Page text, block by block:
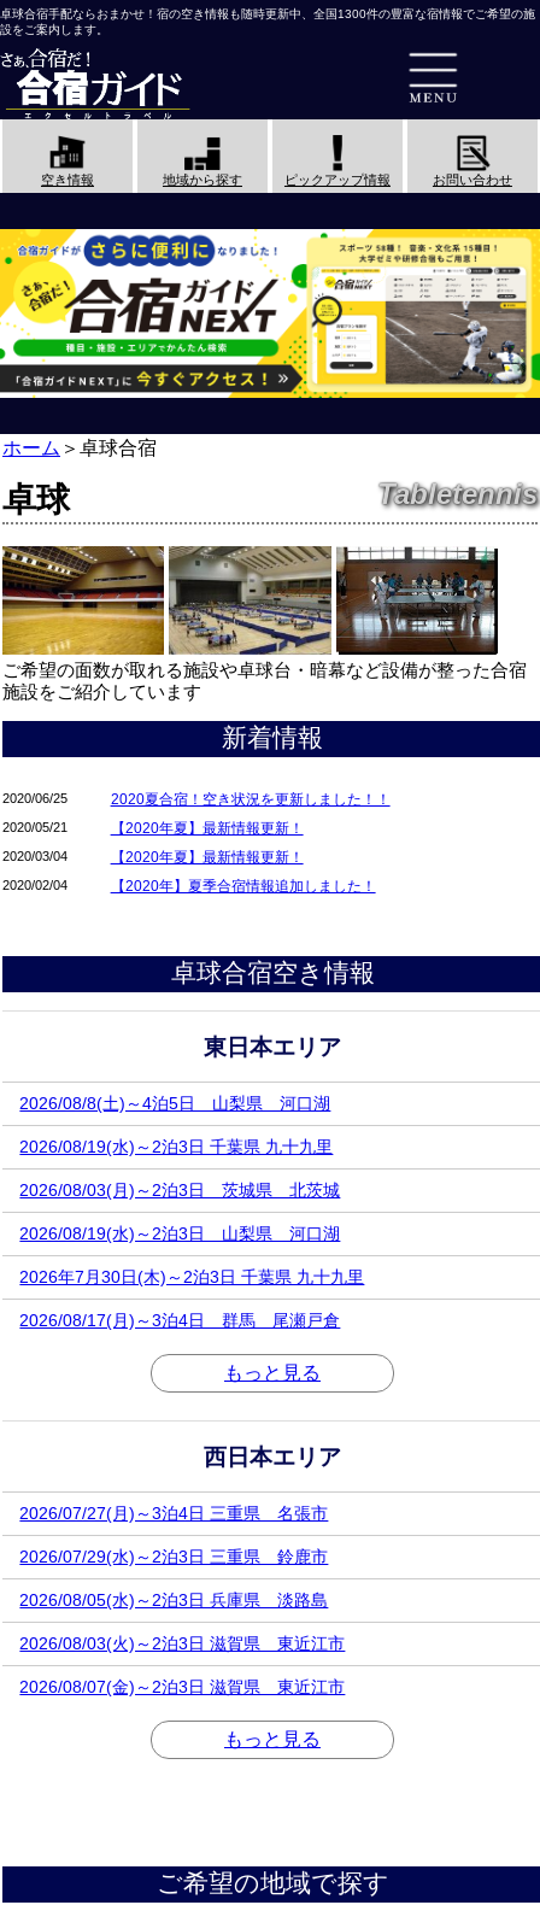
卓球合宿手配ならおまかせ！宿の空き情報も随時更新中、全国1300件の豊富な宿情報でご希望の施
設をご案内します。
空き情報 地域から探す ピックアップ情報 お問い合わせ
ホーム ＞ 卓球合宿
卓球 Tabletennis
ご希望の面数が取れる施設や卓球台・暗幕など設備が整った合宿
施設をご紹介しています
新着情報
2020/06/25 2020夏合宿！空き状況を更新しました！！
2020/05/21 【2020年夏】最新情報更新！
2020/03/04 【2020年夏】最新情報更新！
2020/02/04 【2020年】夏季合宿情報追加しました！
卓球合宿空き情報
東日本エリア
2026/08/8(土)～4泊5日 山梨県 河口湖
2026/08/19(水)～2泊3日 千葉県 九十九里
2026/08/03(月)～2泊3日 茨城県 北茨城
2026/08/19(水)～2泊3日 山梨県 河口湖
2026年7月30日(木)～2泊3日 千葉県 九十九里
2026/08/17(月)～3泊4日 群馬 尾瀬戸倉
もっと見る
西日本エリア
2026/07/27(月)～3泊4日 三重県 名張市
2026/07/29(水)～2泊3日 三重県 鈴鹿市
2026/08/05(水)～2泊3日 兵庫県 淡路島
2026/08/03(火)～2泊3日 滋賀県 東近江市
2026/08/07(金)～2泊3日 滋賀県 東近江市
もっと見る
ご希望の地域で探す